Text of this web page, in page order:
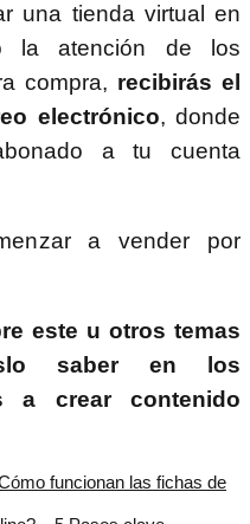
una tienda virtual en
la atención de los
compra, recibirás el
electrónico, donde
a tu cuenta
a vender por
este u otros temas
saber en los
a crear contenido
funcionan las fichas de